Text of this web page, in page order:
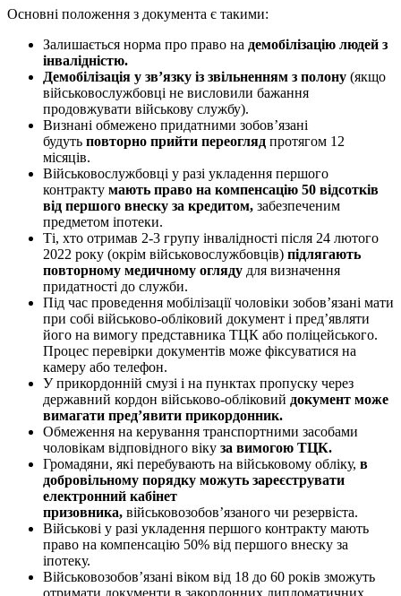
Основні положення з документа є такими:
Залишається норма про право на демобілізацію людей з
інвалідністю.
Демобілізація у зв’язку із звільненням з полону (якщо
військовослужбовці не висловили бажання
продовжувати військову службу).
Визнані обмежено придатними зобовʼязані
будуть повторно прийти переогляд протягом 12
місяців.
Військовослужбовці у разі укладення першого
контракту мають право на компенсацію 50 відсотків
від першого внеску за кредитом, забезпеченим
предметом іпотеки.
Ті, хто отримав 2-3 групу інвалідності після 24 лютого
2022 року (окрім військовослужбовців) підлягають
повторному медичному огляду для визначення
придатності до служби.
Під час проведення мобілізації чоловіки зобов’язані мати
при собі військово-обліковий документ і предʼявляти
його на вимогу представника ТЦК або поліцейського.
Процес перевірки документів може фіксуватися на
камеру або телефон.
У прикордонній смузі і на пунктах пропуску через
державний кордон військово-обліковий документ може
вимагати предʼявити прикордонник.
Обмеження на керування транспортними засобами
чоловікам відповідного віку за вимогою ТЦК.
Громадяни, які перебувають на військовому обліку, в
добровільному порядку можуть зареєструвати
електронний кабінет
призовника, військовозобов’язаного чи резервіста.
Військові у разі укладення першого контракту мають
право на компенсацію 50% від першого внеску за
іпотеку.
Військовозобов’язані віком від 18 до 60 років зможуть
отримати документи в закордонних дипломатичних